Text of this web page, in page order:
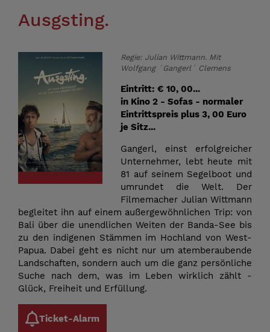
Ausgsting.
Regie: Julian Wittmann. Mit
Wolfgang ´Gangerl´ Clemens
Eintritt: € 10, 00...
in Kino 2 - Sofas - normaler
Eintrittspreis plus 3, 00 Euro
je Sitz...
Gangerl, einst erfolgreicher
Unternehmer, lebt heute mit
81 auf seinem Segelboot und
umrundet die Welt. Der
Filmemacher Julian Wittmann
begleitet ihn auf einem außergewöhnlichen Trip: von
Bali über die unendlichen Weiten der Banda-See bis
zu den indigenen Stämmen im Hochland von West-
Papua. Dabei geht es nicht nur um atemberaubende
Landschaften, sondern auch um die ganz persönliche
Suche nach dem, was im Leben wirklich zählt -
Glück, Freiheit und Erfüllung.
Ticket-Alarm